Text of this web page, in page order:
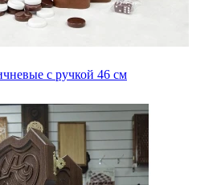
с ручкой 46 см